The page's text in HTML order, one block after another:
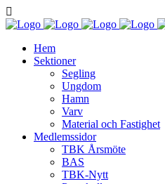
Hem
Sektioner
Segling
Ungdom
Hamn
Varv
Material och Fastighet
Medlemssidor
TBK Årsmöte
BAS
TBK-Nytt